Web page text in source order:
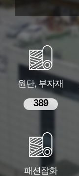
원단, 부자재
389
패션잡화